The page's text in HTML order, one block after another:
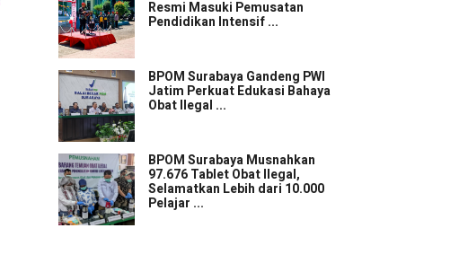
Resmi Masuki Pemusatan
Pendidikan Intensif ...
BPOM Surabaya Gandeng PWI
Jatim Perkuat Edukasi Bahaya
Obat Ilegal ...
BPOM Surabaya Musnahkan
97.676 Tablet Obat Ilegal,
Selamatkan Lebih dari 10.000
Pelajar ...